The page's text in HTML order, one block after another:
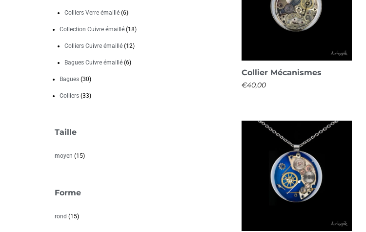
Collier Mécanismes
€40,00
Colliers Verre émaillé (6)
Collection Cuivre émaillé (18)
Colliers Cuivre émaillé (12)
Bagues Cuivre émaillé (6)
Bagues (30)
Colliers (33)
Taille
moyen (15)
Forme
rond (15)